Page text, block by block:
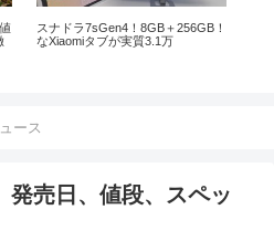
スナドラ7sGen4！8GB＋256GB！
なXiaomiタブが実質3.1万
ース
売日、値段、スペッ